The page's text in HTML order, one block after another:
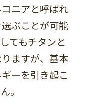
ニアと呼ばれ
ぶことが可能
てもチタンと
ますが、基本
ーを引き起こ
。